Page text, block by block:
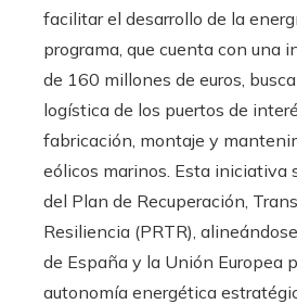
facilitar el desarrollo de la
programa, que cuenta con una
de 160 millones de euros,
logística de los puertos de
fabricación, montaje y
eólicos marinos. Esta iniciativa
del Plan de Recuperación,
Resiliencia (PRTR),
de España y la Unión Europea
autonomía energética